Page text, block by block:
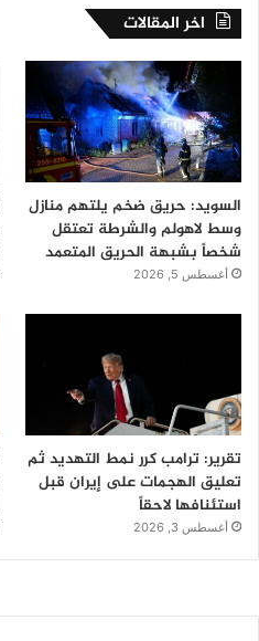
اخر المقالات
السويد: حريق ضخم يلتهم منازل
وسط لاهولم والشرطة تعتقل
شخصاً بشبهة الحريق المتعمد
أغسطس 5, 2026
تقرير: ترامب كرر نمط التهديد ثم
تعليق الهجمات على إيران قبل
استئنافها لاحقاً
أغسطس 3, 2026